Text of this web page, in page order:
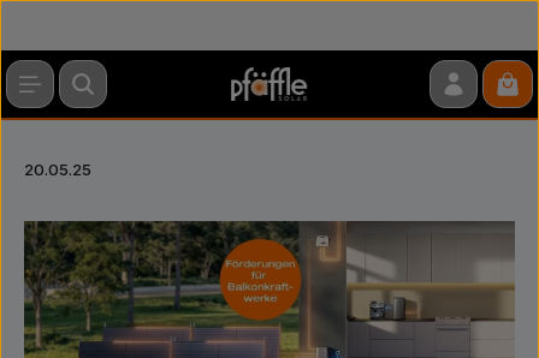
20.05.25